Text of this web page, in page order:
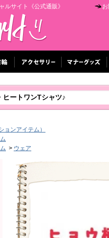
ルサイト《公式通販》
ヒートワンTシャツ♪
ョンアイテム）
> ウェア